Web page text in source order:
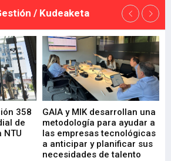
/ Kudeaketa
358
de
NTU
GAIA y MIK desarrollan una
metodología para ayudar a
las empresas tecnológicas
a anticipar y planificar sus
necesidades de talento